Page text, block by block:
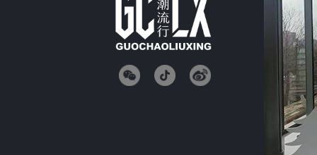
功能介绍
最近更新
开放平台
意见反馈